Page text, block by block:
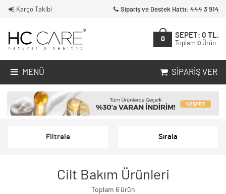
Kargo Takibi Sipariş ve Destek Hattı: 444 3 914
0
SEPET: 0 TL.
Toplam 0 Ürün
MENÜ SIPARIŞ VER
Filtrele Sırala
Cilt Bakım Ürünleri
Toplam 6 ürün